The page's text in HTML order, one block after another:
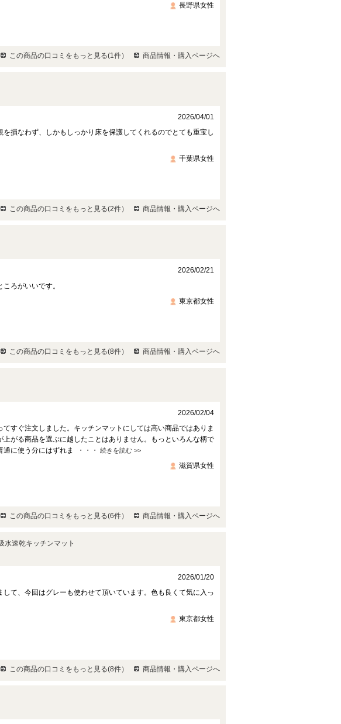
長野県女性
この商品の口コミをもっと見る(1件） 商品情報・購入ページへ
2026/04/01
損なわず、しかもしっかり床を保護してくれるのでとても重宝し
千葉県女性
この商品の口コミをもっと見る(2件） 商品情報・購入ページへ
2026/02/21
ろがいいです。
東京都女性
この商品の口コミをもっと見る(8件） 商品情報・購入ページへ
2026/02/04
すぐ注文しました。キッチンマットにしては高い商品ではありま
がる商品を選ぶに越したことはありません。もっといろんな柄で
に使う分にはずれま ・・・ 続きを読む >>
滋賀県女性
この商品の口コミをもっと見る(6件） 商品情報・購入ページへ
水速乾キッチンマット
2026/01/20
て、今回はグレーも使わせて頂いています。色も良くて気に入っ
東京都女性
この商品の口コミをもっと見る(8件） 商品情報・購入ページへ